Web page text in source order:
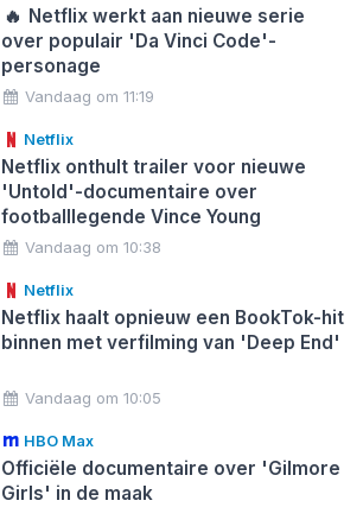
🔥 Netflix werkt aan nieuwe serie
over populair 'Da Vinci Code'-
personage
Vandaag om 11:19
Netflix
Netflix onthult trailer voor nieuwe
'Untold'-documentaire over
footballlegende Vince Young
Vandaag om 10:38
Netflix
Netflix haalt opnieuw een BookTok-hit
binnen met verfilming van 'Deep End'
Vandaag om 10:05
HBO Max
Officiële documentaire over 'Gilmore
Girls' in de maak